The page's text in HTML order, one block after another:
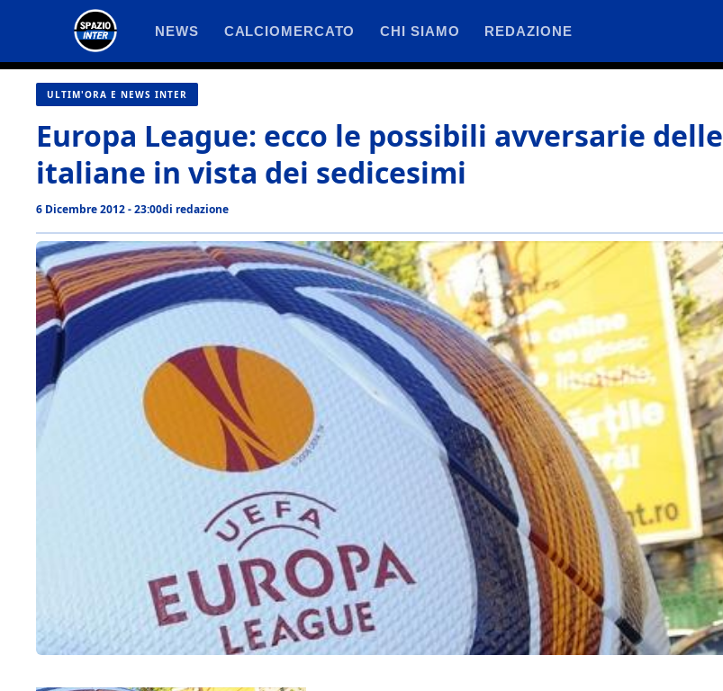
contenuto
NEWS CALCIOMERCATO CHI SIAMO REDAZIONE
ULTIM'ORA E NEWS INTER
Europa League: ecco le possibili avversarie delle
italiane in vista dei sedicesimi
6 Dicembre 2012 - 23:00di redazione